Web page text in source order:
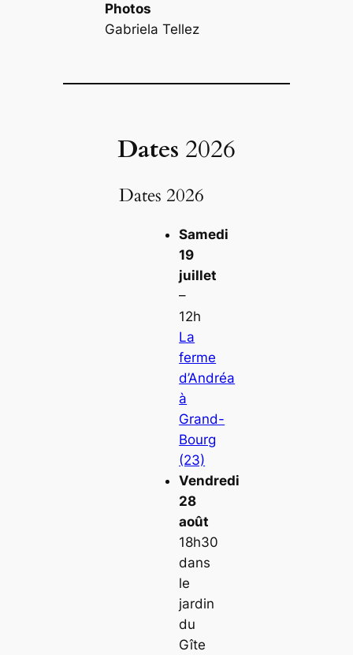
Photos
Gabriela Tellez
Dates 2026
Dates 2026
Samedi
19
juillet
–
12h
La
ferme
d’Andréa
à
Grand-
Bourg
(23)
Vendredi
28
août
18h30
dans
le
jardin
du
Gîte